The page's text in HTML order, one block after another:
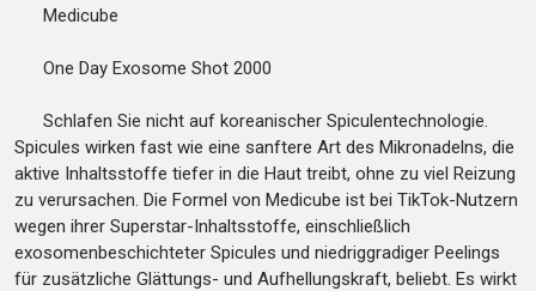
Medicube
One Day Exosome Shot 2000
Schlafen Sie nicht auf koreanischer Spiculentechnologie.
Spicules wirken fast wie eine sanftere Art des Mikronadelns, die
aktive Inhaltsstoffe tiefer in die Haut treibt, ohne zu viel Reizung
zu verursachen. Die Formel von Medicube ist bei TikTok-Nutzern
wegen ihrer Superstar-Inhaltsstoffe, einschließlich
exosomenbeschichteter Spicules und niedriggradiger Peelings
für zusätzliche Glättungs- und Aufhellungskraft, beliebt. Es wirkt